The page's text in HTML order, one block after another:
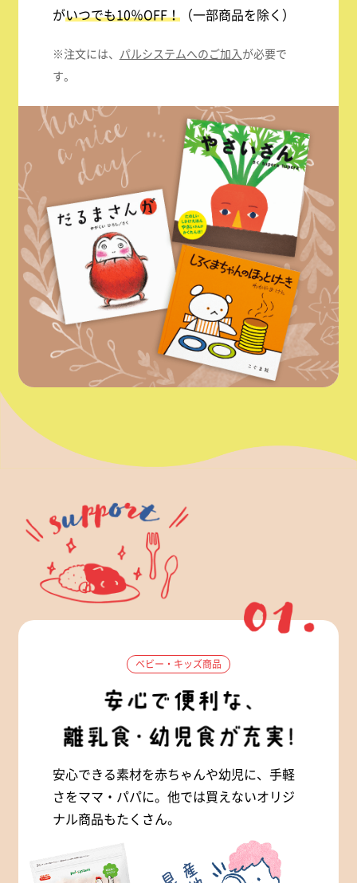
がいつでも10％OFF！（一部商品を除く）
※注文には、 パルシステムへのご加入 が必要で
す。
ベビー・キッズ商品
安心できる素材を赤ちゃんや幼児に、手軽
さをママ・パパに。他では買えないオリジ
ナル商品もたくさん。